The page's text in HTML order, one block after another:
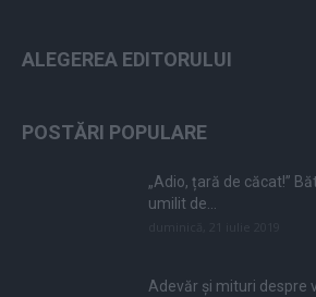
ALEGEREA EDITORULUI
POSTĂRI POPULARE
„Adio, țară de căcat!”
umilit de...
Adevăr și mituri despre